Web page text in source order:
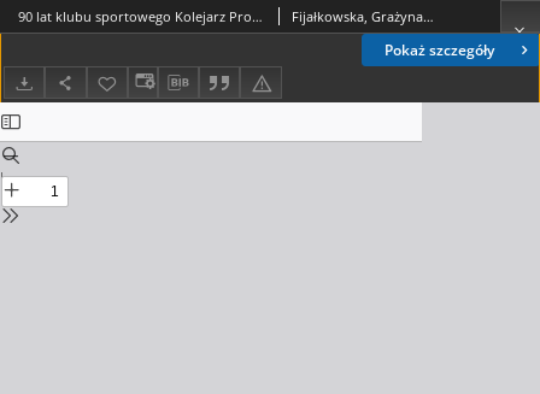
Pokaż szczegóły
90 lat klubu sportowego Kolejarz Prokocim Fijałkowska, Grażyna ; Kmita, Grzegorz ; Tarnawski Andrzej